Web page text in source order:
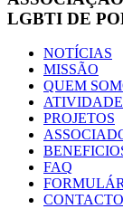
LGBTI DE
NOTÍCIAS
MISSÃO
QUEM
PROJETOS
FAQ